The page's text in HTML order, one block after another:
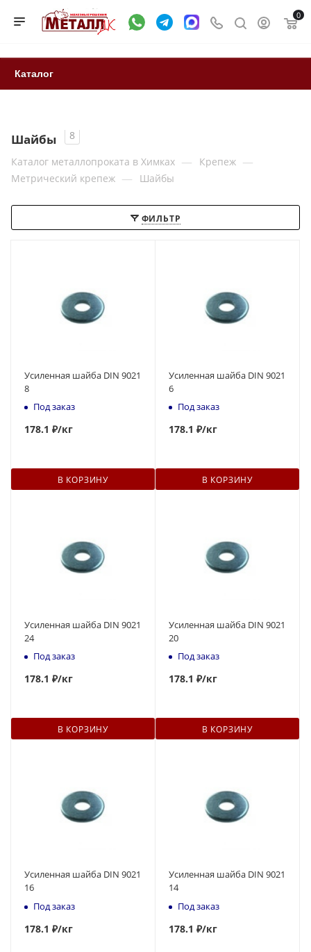
0
Каталог
Шайбы
8
Каталог металлопроката в Химках — Крепеж —
Метрический крепеж — Шайбы
ФИЛЬТР
Усиленная шайба DIN 9021
8
Под заказ
178.1 ₽/кг
В КОРЗИНУ
Усиленная шайба DIN 9021
6
Под заказ
178.1 ₽/кг
В КОРЗИНУ
Усиленная шайба DIN 9021
24
Под заказ
178.1 ₽/кг
В КОРЗИНУ
Усиленная шайба DIN 9021
20
Под заказ
178.1 ₽/кг
В КОРЗИНУ
Усиленная шайба DIN 9021
16
Под заказ
178.1 ₽/кг
Усиленная шайба DIN 9021
14
Под заказ
178.1 ₽/кг